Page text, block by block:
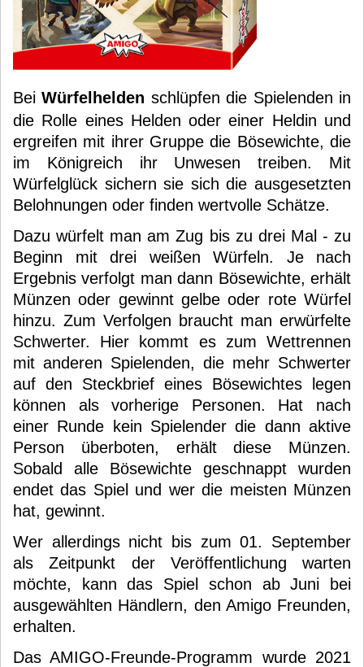
BeiWürfelhelden schlüpfen die Spielenden in
die Rolle eines Helden oder einer Heldin und
ergreifen mit ihrer Gruppe die Bösewichte, die
im Königreich ihr Unwesen treiben. Mit
Würfelglück sichern sie sich die ausgesetzten
Belohnungen oder finden wertvolle Schätze.
Dazu würfelt man am Zug bis zu drei Mal - zu
Beginn mit drei weißen Würfeln. Je nach
Ergebnis verfolgt man dann Bösewichte, erhält
Münzen oder gewinnt gelbe oder rote Würfel
hinzu. Zum Verfolgen braucht man erwürfelte
Schwerter. Hier kommt es zum Wettrennen
mit anderen Spielenden, die mehr Schwerter
auf den Steckbrief eines Bösewichtes legen
können als vorherige Personen. Hat nach
einer Runde kein Spielender die dann aktive
Person überboten, erhält diese Münzen.
Sobald alle Bösewichte geschnappt wurden
endet das Spiel und wer die meisten Münzen
hat, gewinnt.
Wer allerdings nicht bis zum 01. September
als Zeitpunkt der Veröffentlichung warten
möchte, kann das Spiel schon ab Juni bei
ausgewählten Händlern, den Amigo Freunden,
erhalten.
Das AMIGO-Freunde-Programm wurde 2021